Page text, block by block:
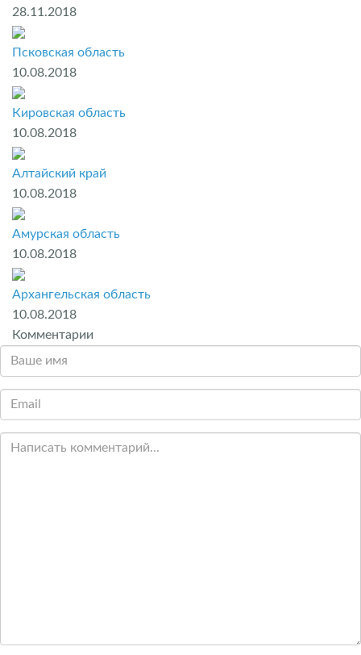
28.11.2018
Псковская область
10.08.2018
Кировская область
10.08.2018
Алтайский край
10.08.2018
Амурская область
10.08.2018
Архангельская область
10.08.2018
Комментарии